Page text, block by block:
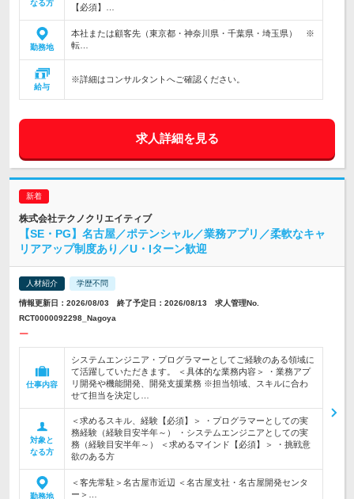
なる方
【必須】…
勤務地
本社または顧客先（東京都・神奈川県・千葉県・埼玉県） ※
転…
給与
※詳細はコンサルタントへご確認ください。
求人詳細を見る
株式会社テクノクリエイティブ
【SE・PG】名古屋／ポテンシャル／業務アプリ／柔軟なキャ
リアアップ制度あり／U・Iターン歓迎
人材紹介 学歴不問
情報更新日：2026/08/03 終了予定日：2026/08/13 求人管理No.
RCT0000092298_Nagoya
ー
仕事内容
システムエンジニア・プログラマーとしてご経験のある領域に
て活躍していただきます。 ＜具体的な業務内容＞ ・業務アプ
リ開発や機能開発、開発支援業務 ※担当領域、スキルに合わ
せて担当を決定し…
対象と
なる方
＜求めるスキル、経験【必須】＞ ・プログラマーとしての実
務経験（経験目安半年～） ・システムエンジニアとしての実
務（経験目安半年～） ＜求めるマインド【必須】＞ ・挑戦意
欲のある方
勤務地
＜客先常駐＞名古屋市近辺 ＜名古屋支社・名古屋開発センタ
ー＞…